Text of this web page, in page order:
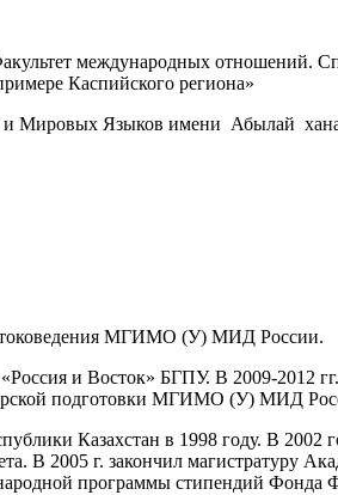
международных отношений.
Каспийского региона»
и Мировых Языков имени Абылай
МГИМО (У) МИД России.
и Восток» БГПУ. В 2009-2012
подготовки МГИМО (У) МИД
Казахстан в 1998 году. В 2002
В 2005 г. закончил
программы стипендий Фонда